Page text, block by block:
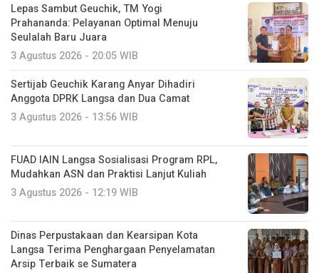
Lepas Sambut Geuchik, TM Yogi
Prahananda: Pelayanan Optimal Menuju
Seulalah Baru Juara
3 Agustus 2026 - 20:05 WIB
Sertijab Geuchik Karang Anyar Dihadiri
Anggota DPRK Langsa dan Dua Camat
3 Agustus 2026 - 13:56 WIB
FUAD IAIN Langsa Sosialisasi Program RPL,
Mudahkan ASN dan Praktisi Lanjut Kuliah
3 Agustus 2026 - 12:19 WIB
Dinas Perpustakaan dan Kearsipan Kota
Langsa Terima Penghargaan Penyelamatan
Arsip Terbaik se Sumatera